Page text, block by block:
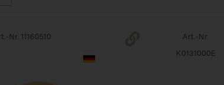
Nr. 11160510
Art.-Nr.
K0131000E